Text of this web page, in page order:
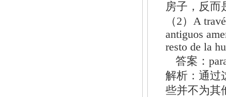
房子，反而
（2）A
antiguos
resto de la
答案：
解析：通过
些并不为其